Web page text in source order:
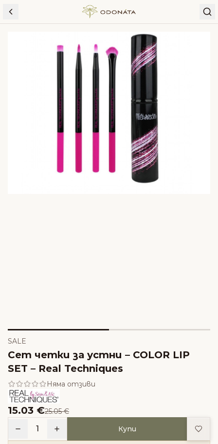
Skip to content
SALE
Сет четки за устни – COLOR LIP
SET – Real Techniques
Няма отзиви
15.03 €25.05 €
1 Купи